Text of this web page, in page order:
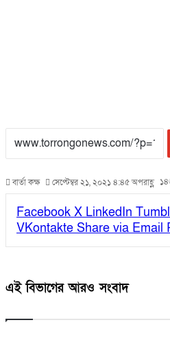
বার্তা কক্ষ সেপ্টেম্বর ২১, ২০২১ ৪:৪৫ অপরাহ্ণ
Facebook X LinkedIn
VKontakte Share via Email
এই বিভাগের আরও সংবাদ